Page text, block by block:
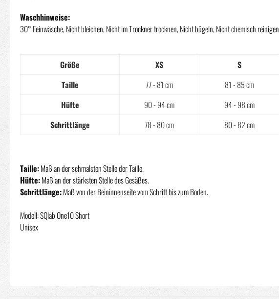
Waschhinweise:
30° Feinwäsche, Nicht bleichen, Nicht im Trockner trocknen, Nicht bügeln, Nicht chemisch reinigen
Größe XS S
Taille
77 - 81 cm 81 - 85 cm
Hüfte
90 - 94 cm 94 - 98 cm
Schrittlänge
78 - 80 cm 80 - 82 cm
Taille:Maß an der schmalsten Stelle der Taille.
Hüfte:Maß an der stärksten Stelle des Gesäßes.
Schrittlänge:Maß von der Beininnenseite vom Schritt bis zum Boden.
Modell: SQlab One10 Short
Unisex